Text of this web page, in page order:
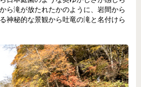
ら滝が放たれたかのように、岩間から
神秘的な景観から吐竜の滝と名付けら